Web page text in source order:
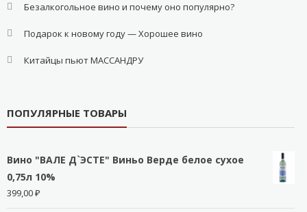
Безалкогольное вино и почему оно популярно?
Подарок к новому году — Хорошее вино
Китайцы пьют МАССАНДРУ
ПОПУЛЯРНЫЕ ТОВАРЫ
Вино "ВАЛЕ Д`ЭСТЕ" Виньо Верде белое сухое
0,75л 10%
399,00₽